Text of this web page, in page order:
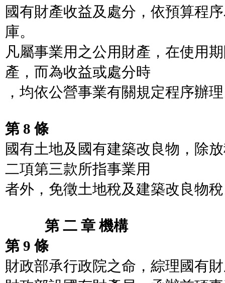
國有財產收益及處分，依預算程
庫。
凡屬事業用之公用財產，在使用
產，而為收益或處分時
，均依公營事業有關規定程序辦
第 8 條
國有土地及國有建築改良物，除
二項第三款所指事業用
者外，免徵土地稅及建築改良物
第 二 章 機構
第 9 條
財政部承行政院之命，綜理國有